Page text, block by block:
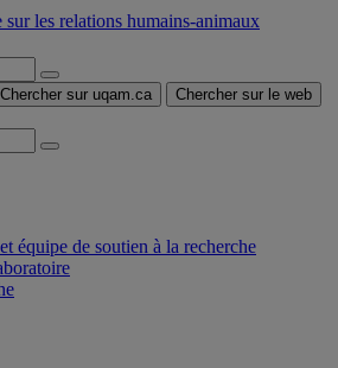
les relations humains-animaux
Chercher sur uqam.ca Chercher sur le web
équipe de soutien à la recherche